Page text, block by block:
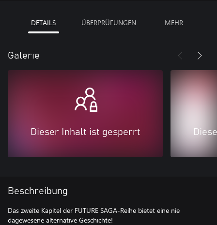
DETAILS ÜBERPRÜFUNGEN MEHR
Galerie
Dieser Inhalt ist gesperrt
Beschreibung
Das zweite Kapitel der FUTURE SAGA-Reihe bietet eine nie
dagewesene alternative Geschichte!